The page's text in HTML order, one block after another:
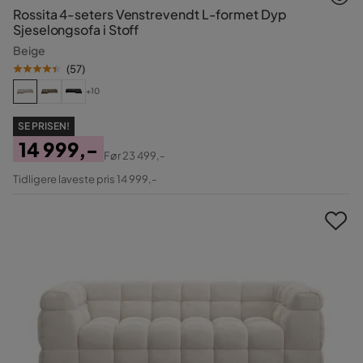
Rossita 4-seters Venstrevendt L-formet Dyp
Sjeselongsofa i Stoff
Beige
(57)
+10
SE PRISEN!
Pris
14 999,-
Original
Før23 499,-
Tidligere laveste pris 14 999,-